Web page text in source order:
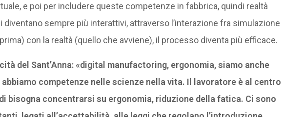
e poi per includere queste competenze in fabbrica, quindi realtà
diventano sempre più interattivi, attraverso l’interazione fra simulazione
con la realtà (quello che avviene), il processo diventa più efficace.
del Sant’Anna: «digital manufactoring, ergonomia, siamo anche
competenze nelle scienze nella vita. Il lavoratore è al centro
bisogna concentrarsi su ergonomia, riduzione della fatica. Ci sono